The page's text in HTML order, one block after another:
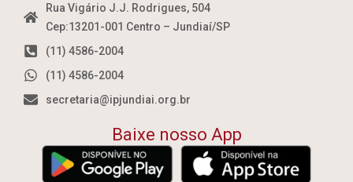
Rua Vigário J.J. Rodrigues, 504
Cep:13201-001 Centro – Jundiaí/SP
(11) 4586-2004
(11) 4586-2004
secretaria@ipjundiai.org.br
Baixe nosso App